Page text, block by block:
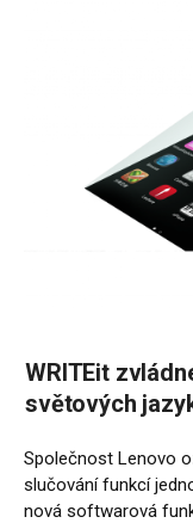
WRITEit
světových
Společnost Lenovo
slučování funkcí
nová softwarová